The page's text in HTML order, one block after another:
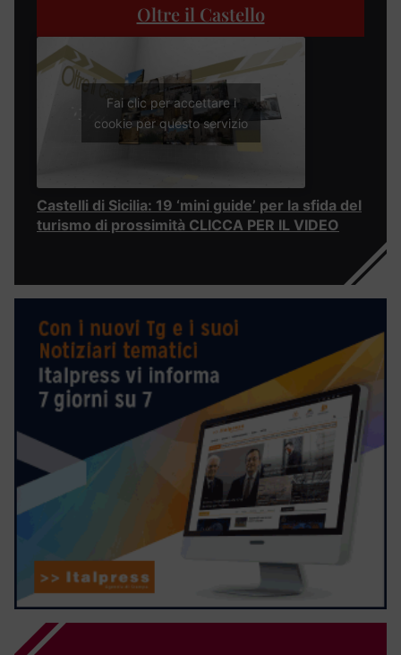
Oltre il Castello
Fai clic per accettare i
cookie per questo servizio
Castelli di Sicilia: 19 ‘mini guide’ per la sfida del
turismo di prossimità CLICCA PER IL VIDEO